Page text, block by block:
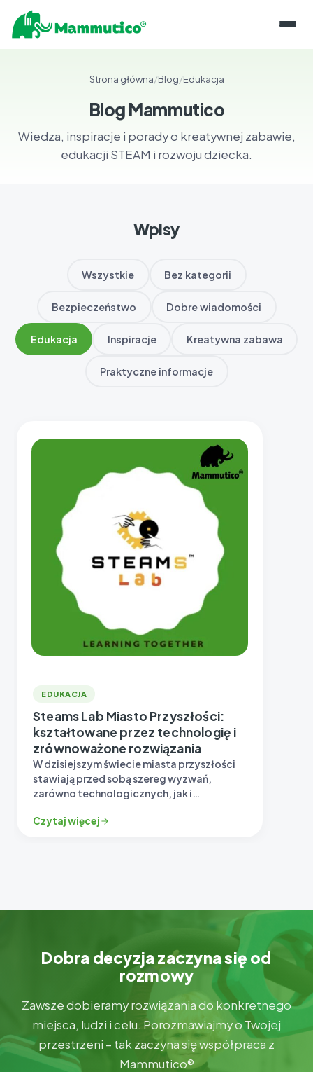
KONSERWACJA
ROZWÓJ KOMPETENCJI
INFORMACJE
PL
NAPISZ DO NAS
Strona główna/Blog/Edukacja
Blog Mammutico
Wiedza, inspiracje i porady o kreatywnej zabawie,
edukacji STEAM i rozwoju dziecka.
Wpisy
Wszystkie Bez kategorii
Bezpieczeństwo Dobre wiadomości
Edukacja Inspiracje Kreatywna zabawa
Praktyczne informacje
EDUKACJA
Steams Lab Miasto Przyszłości:
kształtowane przez technologię i
zrównoważone rozwiązania
W dzisiejszym świecie miasta przyszłości
stawiają przed sobą szereg wyzwań,
zarówno technologicznych, jak i
muszą znaleźć odpowiedzi na kwestie…
Czytaj więcej
Dobra decyzja zaczyna się od
rozmowy
Zawsze dobieramy rozwiązania do konkretnego
miejsca, ludzi i celu. Porozmawiajmy o Twojej
przestrzeni – tak zaczyna się współpraca z
Mammutico®